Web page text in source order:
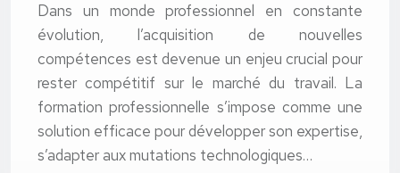
Dans un monde professionnel en constante
évolution, l’acquisition de nouvelles
compétences est devenue un enjeu crucial pour
rester compétitif sur le marché du travail. La
formation professionnelle s’impose comme une
solution efficace pour développer son expertise,
s’adapter aux mutations technologiques…